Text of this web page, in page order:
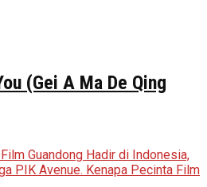
(Gei A Ma De Qing